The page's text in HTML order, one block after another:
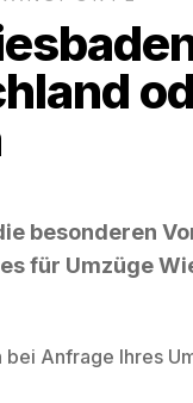
besonderen
für Umzüge
Anfrage Ihres